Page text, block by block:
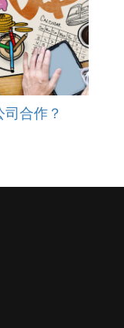
合作？